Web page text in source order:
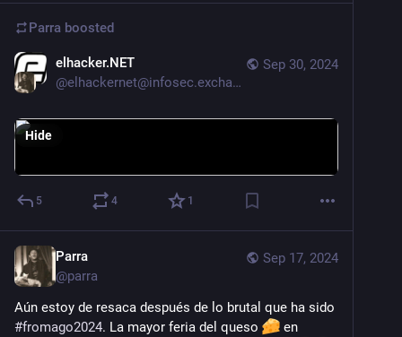
Parra boosted
Sep 30, 2024
elhacker.NET
@elhackernet@infosec.exchange
Hide
5 4 1
Sep 17, 2024
Parra
@parra
#fromago2024. La mayor feria del queso
en